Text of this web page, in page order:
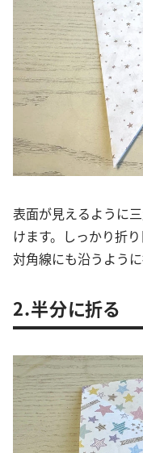
表面が見えるように
けます。しっかり折
対角線にも沿うよう
2.半分に折る